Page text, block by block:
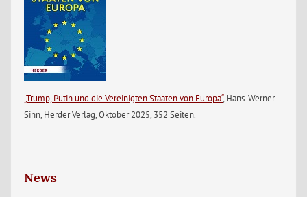
„Trump, Putin und die Vereinigten Staaten von Europa“, Hans-Werner
Sinn, Herder Verlag, Oktober 2025, 352 Seiten.
News